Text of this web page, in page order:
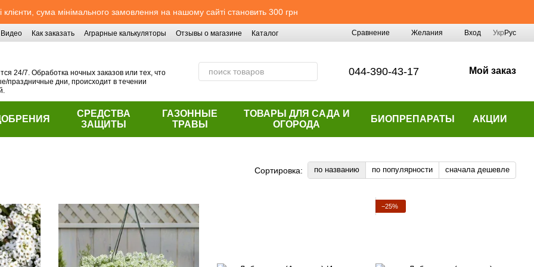
клієнти, сума мінімального замовлення на нашому сайті становить 300 грн
Видео Как заказать Аграрные калькуляторы Отзывы о магазине Каталог Сравнение Желания Вход УкрРус
24/7. Обработка ночных заказов или тех, что
дни, происходит в течении
044-390-43-17 Мой заказ
СРЕДСТВА
ЗАЩИТЫ
ГАЗОННЫЕ
ТРАВЫ
ТОВАРЫ ДЛЯ САДА И
ОГОРОДА
БИОПРЕПАРАТЫ АКЦИИ
Сортировка: по названию по популярности сначала дешевле
−25%